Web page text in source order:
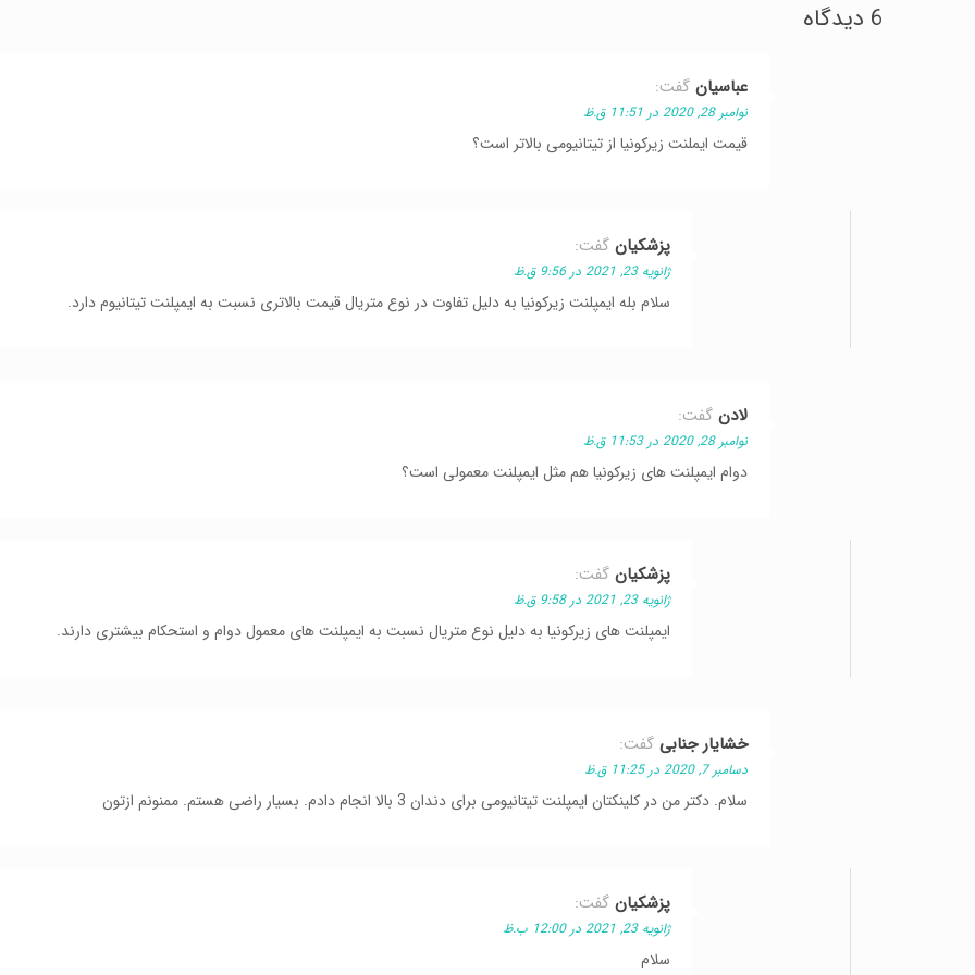
طرح
لبخند
6 دیدگاه
عباسیان گفت:
نوامبر 28, 2020 در 11:51 ق.ظ
قیمت ایملنت زیرکونیا از تیتانیومی بالاتر است؟
پزشکیان گفت:
ژانویه 23, 2021 در 9:56 ق.ظ
سلام بله ایمپلنت زیرکونیا به دلیل تفاوت در نوع متریال قیمت بالاتری نسبت به ایمپلنت تیتانیوم دارد.
لادن گفت:
نوامبر 28, 2020 در 11:53 ق.ظ
دوام ایمپلنت های زیرکونیا هم مثل ایمپلنت معمولی است؟
پزشکیان گفت:
ژانویه 23, 2021 در 9:58 ق.ظ
ایمپلنت های زیرکونیا به دلیل نوع متریال نسبت به ایمپلنت های معمول دوام و استحکام بیشتری دارند.
خشایار جنابی گفت:
دسامبر 7, 2020 در 11:25 ق.ظ
سلام. دکتر من در کلینکتان ایمپلنت تیتانیومی برای دندان 3 بالا انجام دادم. بسیار راضی هستم. ممنونم ازتون
پزشکیان گفت:
ژانویه 23, 2021 در 12:00 ب.ظ
سلام